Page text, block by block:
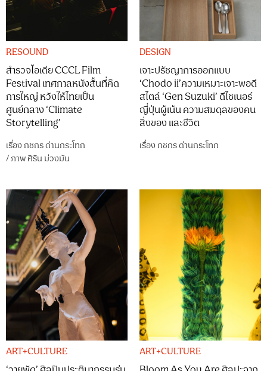
RESOUND
สำรวจไอเดีย CCCL Film
Festival เทศกาลหนังสั้นที่คิด
การใหญ่ หวังให้ไทยเป็น
ศูนย์กลาง ‘Climate
Storytelling’
เรื่อง กชกร ด่านกระโทก
/ภาพศิริน ม่วงมัน
DESIGN
เจาะปรัชญาการออกแบบ
‘Chodo ii’ความเหมาะเจาะพอดี
สไตล์ ‘Gen Suzuki’ ดีไซเนอร์
ญี่ปุ่นผู้เน้น ความสมดุลของคน
สิ่งของ และชีวิต
เรื่อง กชกร ด่านกระโทก
ART+CULTURE ART+CULTURE